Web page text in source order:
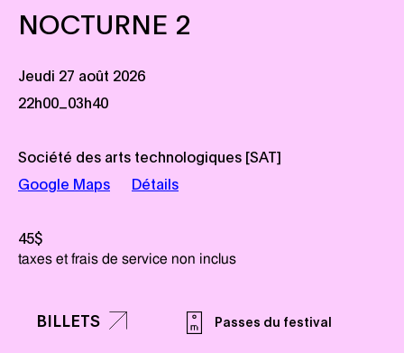
NOCTURNE 2
Jeudi 27 août 2026
22h00 03h40
Société des arts technologiques [SAT]
Google Maps
Détails
45$
taxes et frais de service non inclus
BILLETS Passes du festival